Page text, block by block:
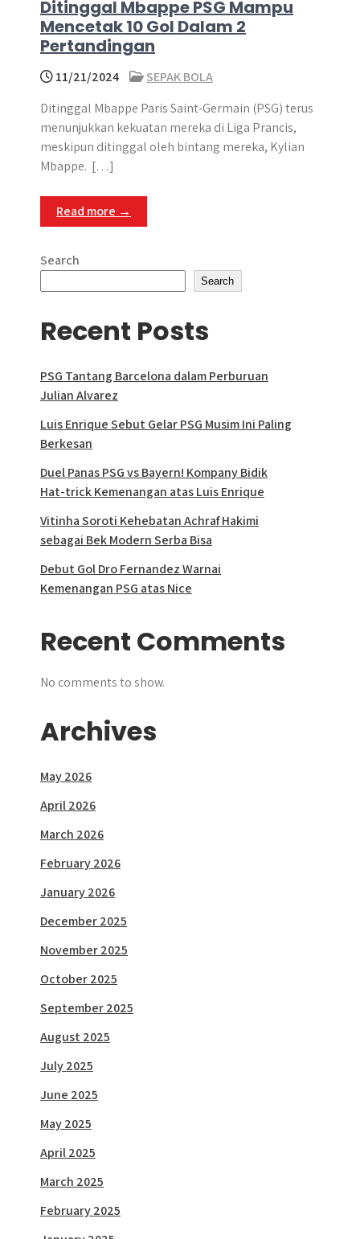
Ditinggal Mbappe PSG Mampu
Mencetak 10 Gol Dalam 2
Pertandingan
11/21/2024
SEPAK BOLA
Ditinggal Mbappe Paris Saint-Germain (PSG) terus
menunjukkan kekuatan mereka di Liga Prancis,
meskipun ditinggal oleh bintang mereka, Kylian
Mbappe. ​ […]
Read more →
Search
Search
Recent Posts
PSG Tantang Barcelona dalam Perburuan
Julian Alvarez
Luis Enrique Sebut Gelar PSG Musim Ini Paling
Berkesan
Duel Panas PSG vs Bayern! Kompany Bidik
Hat-trick Kemenangan atas Luis Enrique
Vitinha Soroti Kehebatan Achraf Hakimi
sebagai Bek Modern Serba Bisa
Debut Gol Dro Fernandez Warnai
Kemenangan PSG atas Nice
Recent Comments
No comments to show.
Archives
May 2026
April 2026
March 2026
February 2026
January 2026
December 2025
November 2025
October 2025
September 2025
August 2025
July 2025
June 2025
May 2025
April 2025
March 2025
February 2025